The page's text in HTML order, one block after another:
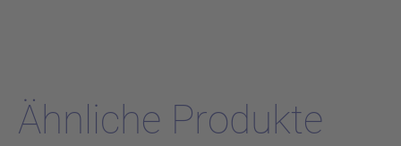
Ähnliche Produkte